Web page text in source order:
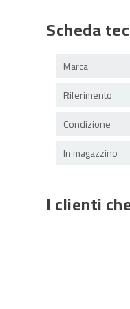
Scheda
Marca
Riferimento
Condizione
In magazzino
I clienti